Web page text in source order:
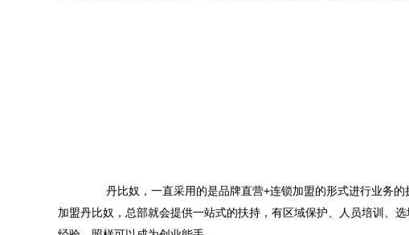
加盟丹比奴，总部就会提供一站式的扶持，有区域保护、人员培训、